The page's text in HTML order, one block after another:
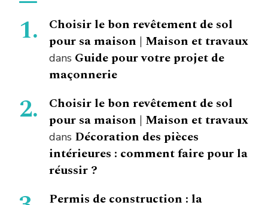
Choisir le bon revêtement de sol
pour sa maison | Maison et travaux
dans Guide pour votre projet de
maçonnerie
Choisir le bon revêtement de sol
pour sa maison | Maison et travaux
dans Décoration des pièces
intérieures : comment faire pour la
réussir ?
Permis de construction : la